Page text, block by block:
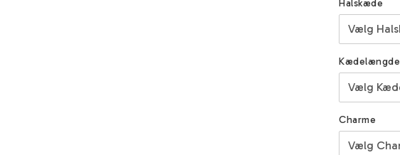
Halskæde
Kædelængde
Charme